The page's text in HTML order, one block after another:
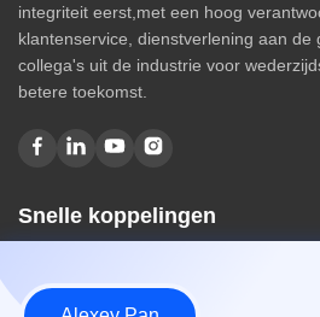
integriteit eerst,met een hoog
klantenservice, dienstverlening aan de
collega's uit de industrie voor
betere toekomst.
Snelle koppelingen
Over ons